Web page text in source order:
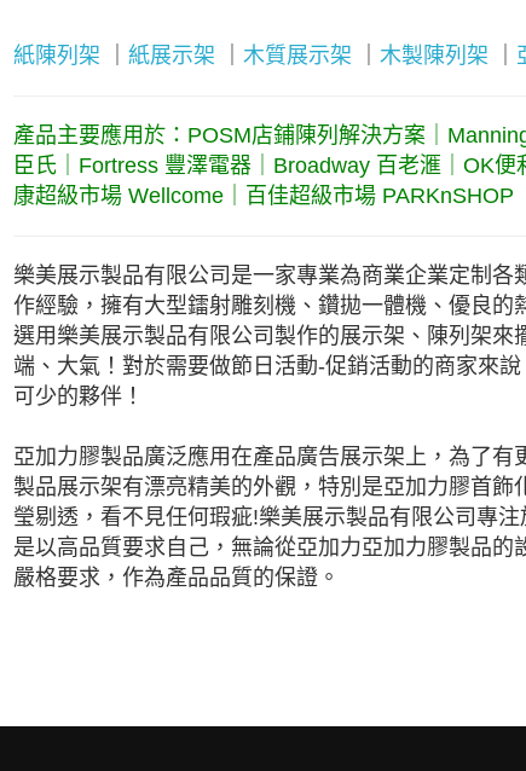
紙陳列架 紙展示架 木質展示架 木製陳列架
產品主要應用於：POSM店鋪陳列解決方案｜
臣氏｜Fortress 豐澤電器｜Broadway 百老滙｜OK
康超級市場 Wellcome｜百佳超級市場 PARKnSHOP
樂美展示製品有限公司是一家專業為商業企業定制
作經驗，擁有大型鐳射雕刻機、鑽拋一體機、優良的
選用樂美展示製品有限公司製作的展示架、陳列架
端、大氣！對於需要做節日活動-促銷活動的商家來
可少的夥伴！
亞加力膠製品廣泛應用在產品廣告展示架上，為了
製品展示架有漂亮精美的外觀，特別是亞加力膠首
瑩剔透，看不見任何瑕疵!樂美展示製品有限公司專
是以高品質要求自己，無論從亞加力亞加力膠製品
嚴格要求，作為產品品質的保證。